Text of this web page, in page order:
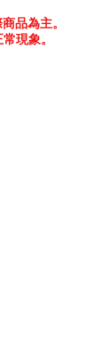
品為主。
現象。